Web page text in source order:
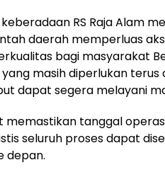
RS Raja Alam
daerah memperluas
bagi masyarakat
masih diperlukan terus
dapat segera melayani
memastikan tanggal
seluruh proses dapat
depan.